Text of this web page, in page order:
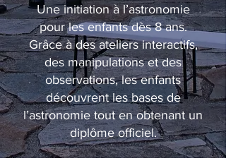
Une initiation à l’astronomie
pour les enfants dès 8 ans.
Grâce à des ateliers interactifs,
des manipulations et des
observations, les enfants
découvrent les bases de
l’astronomie tout en obtenant un
diplôme officiel.